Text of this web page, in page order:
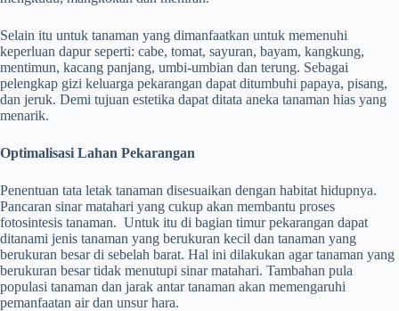
Selain itu untuk tanaman yang dimanfaatkan untuk memenuhi
keperluan dapur seperti: cabe, tomat, sayuran, bayam, kangkung,
mentimun, kacang panjang, umbi-umbian dan terung. Sebagai
pelengkap gizi keluarga pekarangan dapat ditumbuhi papaya, pisang,
dan jeruk. Demi tujuan estetika dapat ditata aneka tanaman hias yang
menarik.
Optimalisasi Lahan Pekarangan
Penentuan tata letak tanaman disesuaikan dengan habitat hidupnya.
Pancaran sinar matahari yang cukup akan membantu proses
fotosintesis tanaman. Untuk itu di bagian timur pekarangan dapat
ditanami jenis tanaman yang berukuran kecil dan tanaman yang
berukuran besar di sebelah barat. Hal ini dilakukan agar tanaman yang
berukuran besar tidak menutupi sinar matahari. Tambahan pula
populasi tanaman dan jarak antar tanaman akan memengaruhi
pemanfaatan air dan unsur hara.